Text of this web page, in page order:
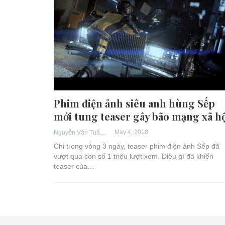
Phim điện ảnh siêu anh hùng Sếp
mới tung teaser gây bão mạng xã
May 4, 2018
Chỉ trong vòng 3 ngày, teaser phim điện ảnh Sếp đã
vượt qua con số 1 triệu lượt xem. Điều gì đã khiến
teaser của…